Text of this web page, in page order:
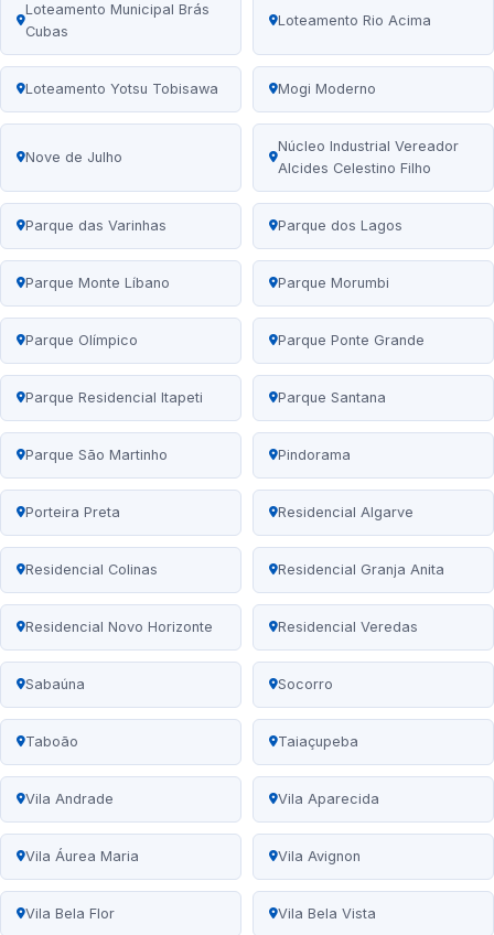
Loteamento Municipal Brás
Cubas
Loteamento Rio Acima
Loteamento Yotsu Tobisawa Mogi Moderno
Nove de Julho
Núcleo Industrial Vereador
Alcides Celestino Filho
Parque das Varinhas Parque dos Lagos
Parque Monte Líbano Parque Morumbi
Parque Olímpico Parque Ponte Grande
Parque Residencial Itapeti Parque Santana
Parque São Martinho Pindorama
Porteira Preta Residencial Algarve
Residencial Colinas Residencial Granja Anita
Residencial Novo Horizonte Residencial Veredas
Sabaúna Socorro
Taboão Taiaçupeba
Vila Andrade Vila Aparecida
Vila Áurea Maria Vila Avignon
Vila Bela Flor Vila Bela Vista